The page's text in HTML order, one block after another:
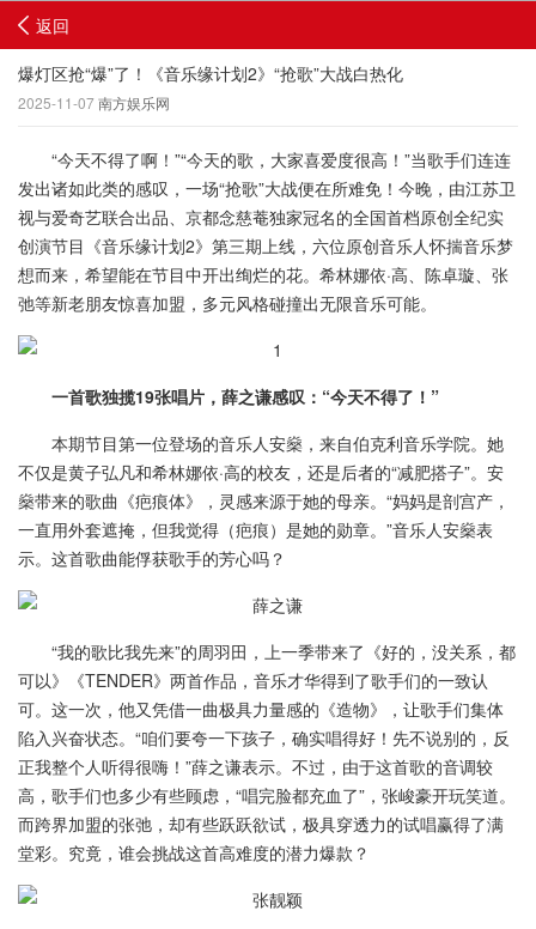
返回
爆灯区抢“爆”了！《音乐缘计划2》“抢歌”大战白热化
2025-11-07南方娱乐网
“今天不得了啊！”“今天的歌，大家喜爱度很高！”当歌手们连连
发出诸如此类的感叹，一场“抢歌”大战便在所难免！今晚，由江苏卫
视与爱奇艺联合出品、京都念慈菴独家冠名的全国首档原创全纪实
创演节目《音乐缘计划2》第三期上线，六位原创音乐人怀揣音乐梦
想而来，希望能在节目中开出绚烂的花。希林娜依·高、陈卓璇、张
弛等新老朋友惊喜加盟，多元风格碰撞出无限音乐可能。
一首歌独揽19张唱片，薛之谦感叹：“今天不得了！”
本期节目第一位登场的音乐人安燊，来自伯克利音乐学院。她
不仅是黄子弘凡和希林娜依·高的校友，还是后者的“减肥搭子”。安
燊带来的歌曲《疤痕体》，灵感来源于她的母亲。“妈妈是剖宫产，
一直用外套遮掩，但我觉得（疤痕）是她的勋章。”音乐人安燊表
示。这首歌曲能俘获歌手的芳心吗？
“我的歌比我先来”的周羽田，上一季带来了《好的，没关系，都
可以》《TENDER》两首作品，音乐才华得到了歌手们的一致认
可。这一次，他又凭借一曲极具力量感的《造物》，让歌手们集体
陷入兴奋状态。“咱们要夸一下孩子，确实唱得好！先不说别的，反
正我整个人听得很嗨！”薛之谦表示。不过，由于这首歌的音调较
高，歌手们也多少有些顾虑，“唱完脸都充血了”，张峻豪开玩笑道。
而跨界加盟的张弛，却有些跃跃欲试，极具穿透力的试唱赢得了满
堂彩。究竟，谁会挑战这首高难度的潜力爆款？